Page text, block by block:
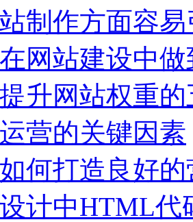
制作方面容
网站建设中
升网站权重
营的关键因素
何打造良好
计中HTML代